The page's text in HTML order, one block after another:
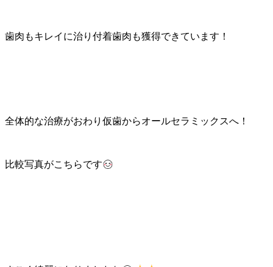
歯肉もキレイに治り付着歯肉も獲得できています！
全体的な治療がおわり仮歯からオールセラミックスへ！
比較写真がこちらです